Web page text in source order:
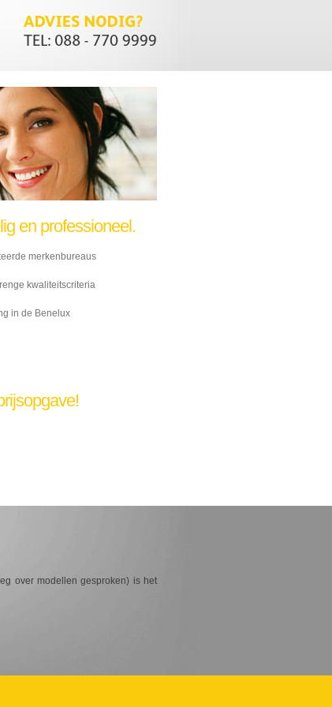
en professioneel.
merkenbureaus
kwaliteitscriteria
in de Benelux
over modellen gesproken) is het